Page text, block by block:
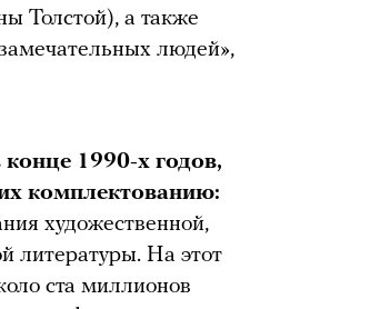
Толстой), а также
людей»,
1990-х годов,
комплектованию:
художественной,
литературы. На этот
ста миллионов